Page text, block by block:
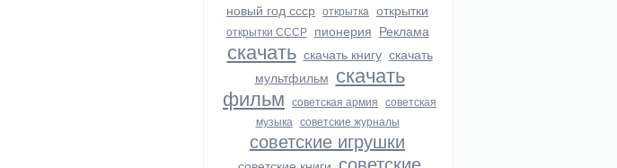
новый год ссср открытка открытки
открытки СССР пионерия Реклама
скачать скачать книгу скачать
мультфильм скачать
фильм советская армия советская
музыка советские журналы
советские игрушки